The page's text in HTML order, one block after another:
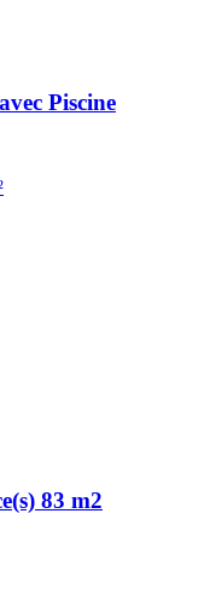
Piscine
83 m2